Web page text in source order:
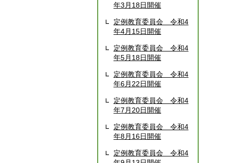
年3月18日開催
定例教育委員会 令和4
年4月15日開催
定例教育委員会 令和4
年5月18日開催
定例教育委員会 令和4
年6月22日開催
定例教育委員会 令和4
年7月20日開催
定例教育委員会 令和4
年8月16日開催
定例教育委員会 令和4